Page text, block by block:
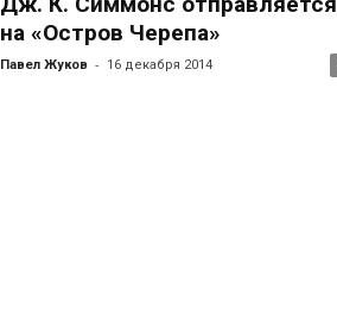
на «Остров Черепа»
Павел Жуков - 16 декабря 2014